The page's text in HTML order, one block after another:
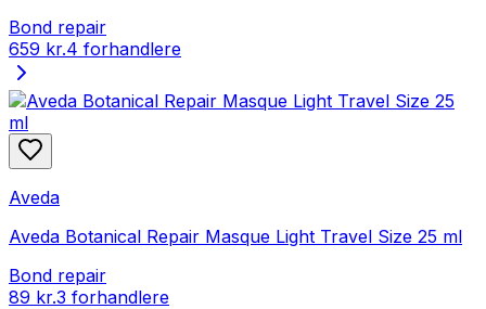
Bond repair
659 kr.4 forhandlere
Aveda
Aveda Botanical Repair Masque Light Travel Size 25 ml
Bond repair
89 kr.3 forhandlere